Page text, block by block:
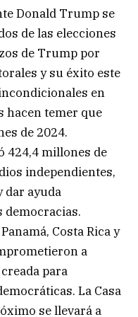
Donald Trump se
de las elecciones
de Trump por
y su éxito este
en
hacen temer que
de 2024.
424,4 millones de
independientes,
ayuda
democracias.
Costa Rica y
a
para
La Casa
se llevará a